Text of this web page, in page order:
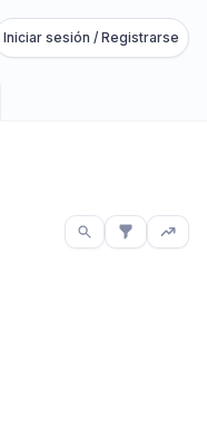
Iniciar sesión / Registrarse